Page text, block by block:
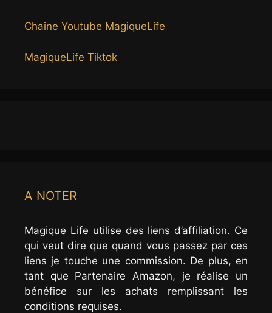
Chaine Youtube MagiqueLife
MagiqueLife Tiktok
A NOTER
Magique Life utilise des liens d’affiliation. Ce
qui veut dire que quand vous passez par ces
liens je touche une commission. De plus, en
tant que Partenaire Amazon, je réalise un
bénéfice sur les achats remplissant les
conditions requises.